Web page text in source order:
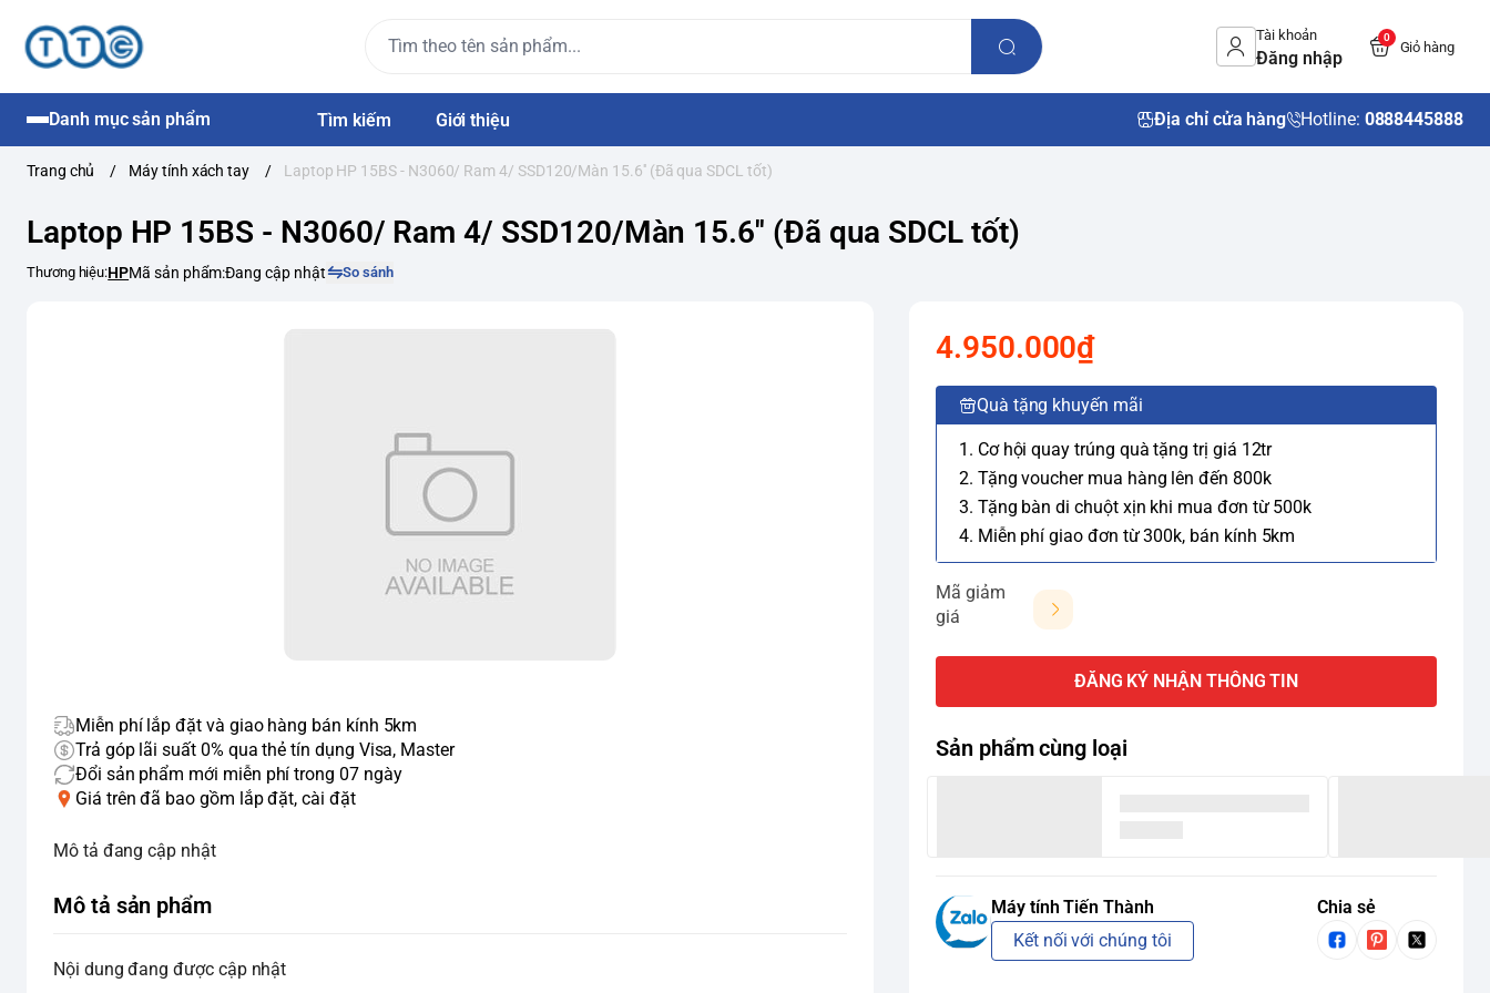
Tài khoản
Đăng nhập
0
Giỏ hàng
Danh mục sản phẩm Tìm kiếm Giới thiệu Địa chỉ cửa hàng Hotline: 0888445888
Trang chủ / Máy tính xách tay / Laptop HP 15BS - N3060/ Ram 4/ SSD120/Màn 15.6'' (Đã qua SDCL tốt)
Laptop HP 15BS - N3060/ Ram 4/ SSD120/Màn 15.6'' (Đã qua SDCL tốt)
Thương hiệu:HPMã sản phẩm:Đang cập nhật So sánh
4.950.000₫
Quà tặng khuyến mãi
1. Cơ hội quay trúng quà tặng trị giá 12tr
2. Tặng voucher mua hàng lên đến 800k
3. Tặng bàn di chuột xịn khi mua đơn từ 500k
4. Miễn phí giao đơn từ 300k, bán kính 5km
Mã giảm
giá
ĐĂNG KÝ NHẬN THÔNG TIN
Sản phẩm cùng loại
Máy tính Tiến Thành
Kết nối với chúng tôi
Chia sẻ
Miễn phí lắp đặt và giao hàng bán kính 5km
Trả góp lãi suất 0% qua thẻ tín dụng Visa, Master
Đổi sản phẩm mới miễn phí trong 07 ngày
Giá trên đã bao gồm lắp đặt, cài đặt
Mô tả đang cập nhật
Mô tả sản phẩm
Nội dung đang được cập nhật